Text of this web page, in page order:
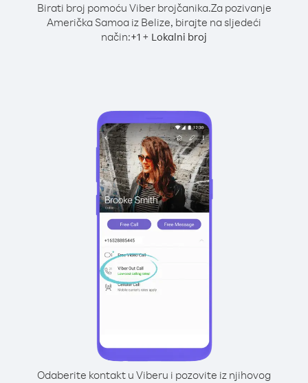
Birati broj pomoću Viber brojčanika.Za pozivanje
Američka Samoa iz Belize, birajte na sljedeći
način:+1 + Lokalni broj
Odaberite kontakt u Viberu i pozovite iz njihovog